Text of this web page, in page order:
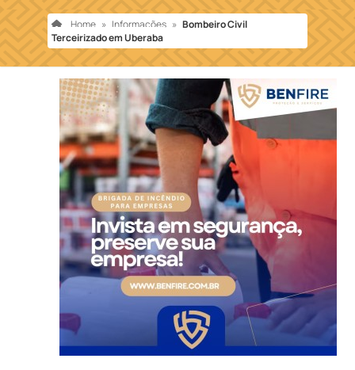
Home » Informações » Bombeiro Civil
Terceirizado em Uberaba